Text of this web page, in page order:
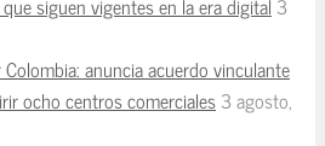
anuncia acuerdo vinculante
ocho centros comerciales3 agosto,